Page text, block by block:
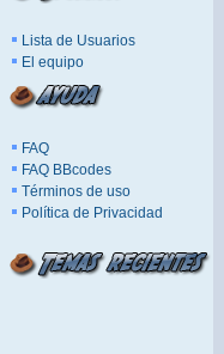
Lista de Usuarios
El equipo
FAQ
FAQ BBcodes
Términos de uso
Política de Privacidad